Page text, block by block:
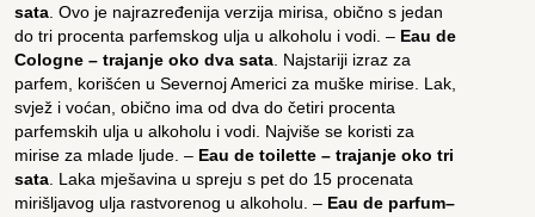
sata . Ovo je najrazređenija verzija mirisa, obično s jedan
do tri procenta parfemskog ulja u alkoholu i vodi. – Eau de
Cologne – trajanje oko dva sata . Najstariji izraz za
parfem, korišćen u Severnoj Americi za muške mirise. Lak,
svjež i voćan, obično ima od dva do četiri procenta
parfemskih ulja u alkoholu i vodi. Najviše se koristi za
mirise za mlade ljude. – Eau de toilette – trajanje oko tri
sata . Laka mješavina u spreju s pet do 15 procenata
mirišljavog ulja rastvorenog u alkoholu. – Eau de parfum–